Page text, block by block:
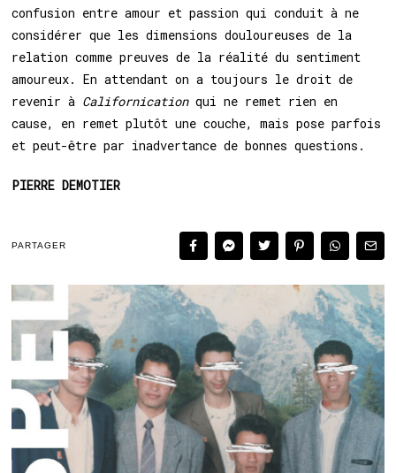
confusion entre amour et passion qui conduit à ne
considérer que les dimensions douloureuses de la
relation comme preuves de la réalité du sentiment
amoureux. En attendant on a toujours le droit de
revenir à Californicationqui ne remet rien en
cause, en remet plutôt une couche, mais pose parfois
et peut-être par inadvertance de bonnes questions.
PIERRE DEMOTIER
PARTAGER